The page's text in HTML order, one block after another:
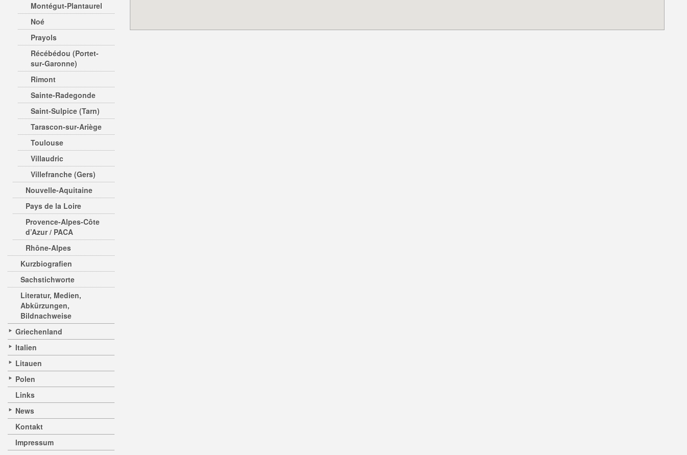
Montégut-Plantaurel
Noé
Prayols
Récébédou (Portet-
sur-Garonne)
Rimont
Sainte-Radegonde
Saint-Sulpice (Tarn)
Tarascon-sur-Ariège
Toulouse
Villaudric
Villefranche (Gers)
Nouvelle-Aquitaine
Pays de la Loire
Provence-Alpes-Côte
d’Azur / PACA
Rhône-Alpes
Kurzbiografien
Sachstichworte
Literatur, Medien,
Abkürzungen,
Bildnachweise
Griechenland
Italien
Litauen
Polen
Links
News
Kontakt
Impressum